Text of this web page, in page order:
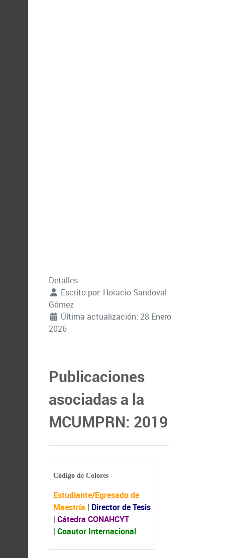
Detalles
Escrito por: Horacio Sandoval
Gómez
Última actualización: 28 Enero
2026
Publicaciones
asociadas a la
MCUMPRN: 2019
Código de Colores
Estudiante/Egresado de
Maestría | Director de Tesis
| Cátedra CONAHCYT
| Coautor Internacional